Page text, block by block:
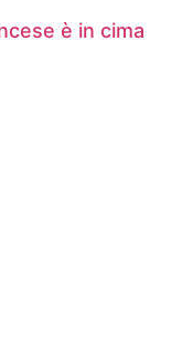
è in cima